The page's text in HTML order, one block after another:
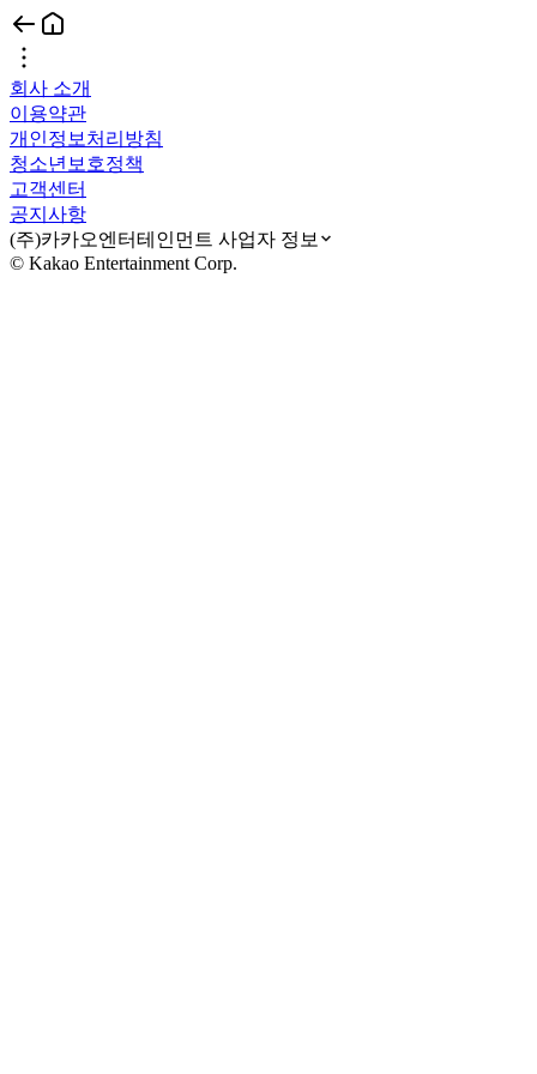
회사 소개
이용약관
개인정보처리방침
청소년보호정책
고객센터
공지사항
(주)카카오엔터테인먼트 사업자 정보
© Kakao Entertainment Corp.